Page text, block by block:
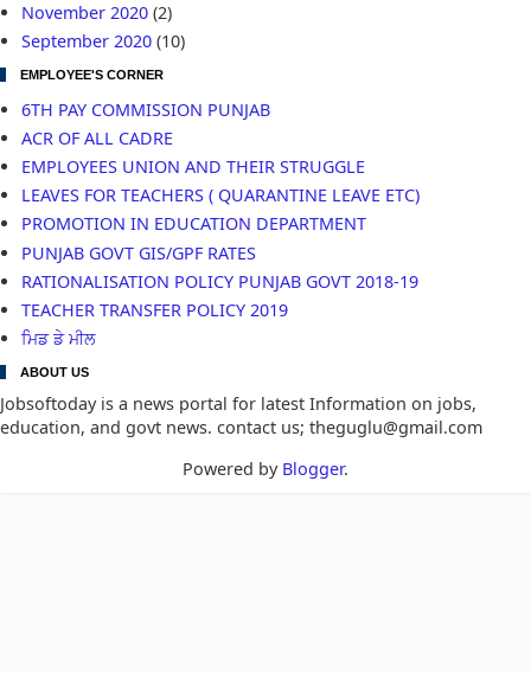
November 2020 (2)
September 2020 (10)
EMPLOYEE'S CORNER
6TH PAY COMMISSION PUNJAB
ACR OF ALL CADRE
EMPLOYEES UNION AND THEIR STRUGGLE
LEAVES FOR TEACHERS ( QUARANTINE LEAVE ETC)
PROMOTION IN EDUCATION DEPARTMENT
PUNJAB GOVT GIS/GPF RATES
RATIONALISATION POLICY PUNJAB GOVT 2018-19
TEACHER TRANSFER POLICY 2019
ਮਿਡ ਡੇ ਮੀਲ
ABOUT US
Jobsoftoday is a news portal for latest Information on jobs,
education, and govt news. contact us; theguglu@gmail.com
Powered by Blogger.